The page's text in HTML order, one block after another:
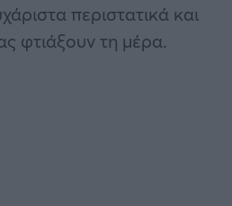
περιστατικά και
φτιάξουν τη μέρα.